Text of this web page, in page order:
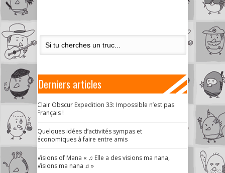
Derniers articles
Clair Obscur Expedition 33: Impossible n’est pas
Français !
Quelques idées d’activités sympas et
économiques à faire entre amis
Visions of Mana « ♫ Elle a des visions ma nana,
Visions ma nana ♫ »